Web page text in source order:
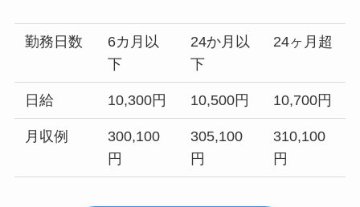
勤務日数
6カ月以
下
24か月以
下
24ヶ月超
日給 10,300円 10,500円 10,700円
月収例
300,100
円
305,100
円
310,100
円